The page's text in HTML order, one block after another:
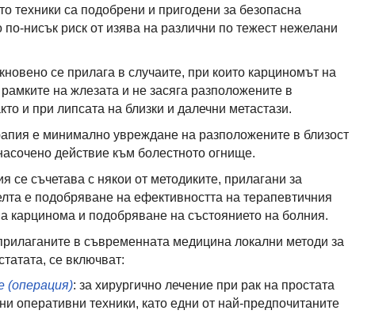
техники са подобрени и пригодени за безопасна
по-нисък риск от изява на различни по тежест нежелани
се прилага в случаите, при които карциномът на
на жлезата и не засяга разположените в
и при липсата на близки и далечни метастази.
е минимално увреждане на разположените в близост
действие към болестното огнище.
се съчетава с някои от методиките, прилагани за
е подобряване на ефективността на терапевтичния
карцинома и подобряване на състоянието на болния.
в съвременната медицина локални методи за
се включват:
(операция): за хирургично лечение при рак на простата
оперативни техники, като едни от най-предпочитаните